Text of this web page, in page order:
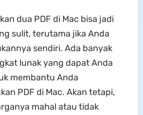
dua PDF di Mac bisa jadi
sulit, terutama jika Anda
sendiri. Ada banyak
lunak yang dapat Anda
membantu Anda
PDF di Mac. Akan tetapi,
mahal atau tidak